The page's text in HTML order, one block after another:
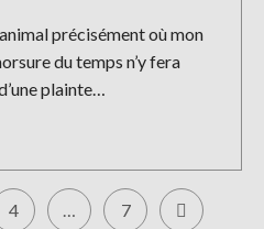
précisément où mon
du temps n’y fera
plainte…
4 … 7 Aller à la